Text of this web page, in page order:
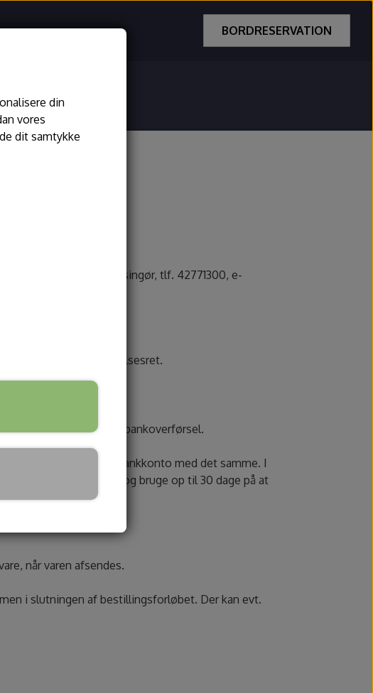
BORDRESERVATION
Menukort
20 B, 3000 Helsingør, tlf. 42771300, e-
har ikke fortrydelsesret.
Visa, Visa debet og bankoverførsel.
reserveret på din bankkonto med det samme. I
Nogle banker kan dog bruge op til 30 dage på at
når varen afsendes.
i slutningen af bestillingsforløbet. Der kan evt.
din
vores
dit samtykke